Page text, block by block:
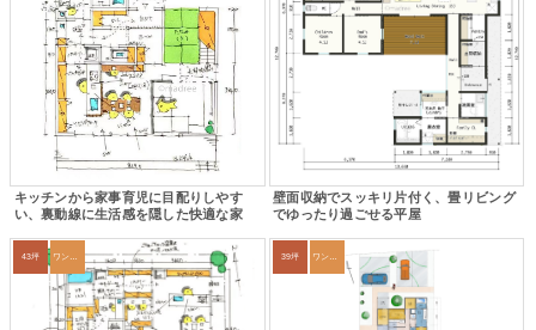
キッチンから家事育児に目配りしやす
い、裏動線に生活感を隠した快適な家
壁面収納でスッキリ片付く、畳リビング
でゆったり過ごせる平屋
43坪 ワンルーム 39坪 ワンルーム